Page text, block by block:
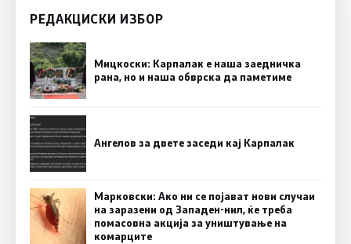
РЕДАКЦИСКИ ИЗБОР
Мицкоски: Карпалак е наша заедничка
рана, но и наша обврска да паметиме
Ангелов за двете заседи кај Карпалак
Марковски: Ако ни се појават нови случаи
на заразени од Западен-нил, ќе треба
помасовна акција за уништување на
комарците